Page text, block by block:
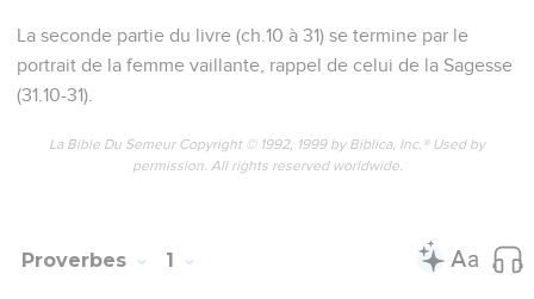
La seconde partie du livre (ch.10 à 31) se termine par le
portrait de la femme vaillante, rappel de celui de la Sagesse
(31.10-31).
La Bible Du Semeur Copyright © 1992, 1999 by Biblica, Inc.® Used by
permission. All rights reserved worldwide.
Proverbes 1